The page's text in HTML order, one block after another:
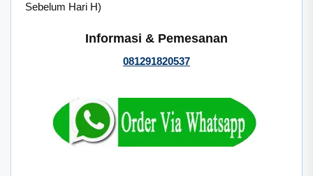
Sebelum Hari H)
Informasi & Pemesanan
081291820537